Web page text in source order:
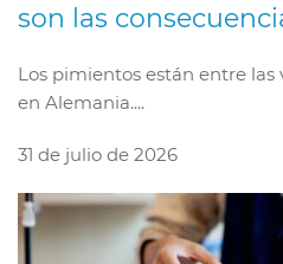
son las
Los pimientos están entre
en Alemania....
31 de julio de 2026